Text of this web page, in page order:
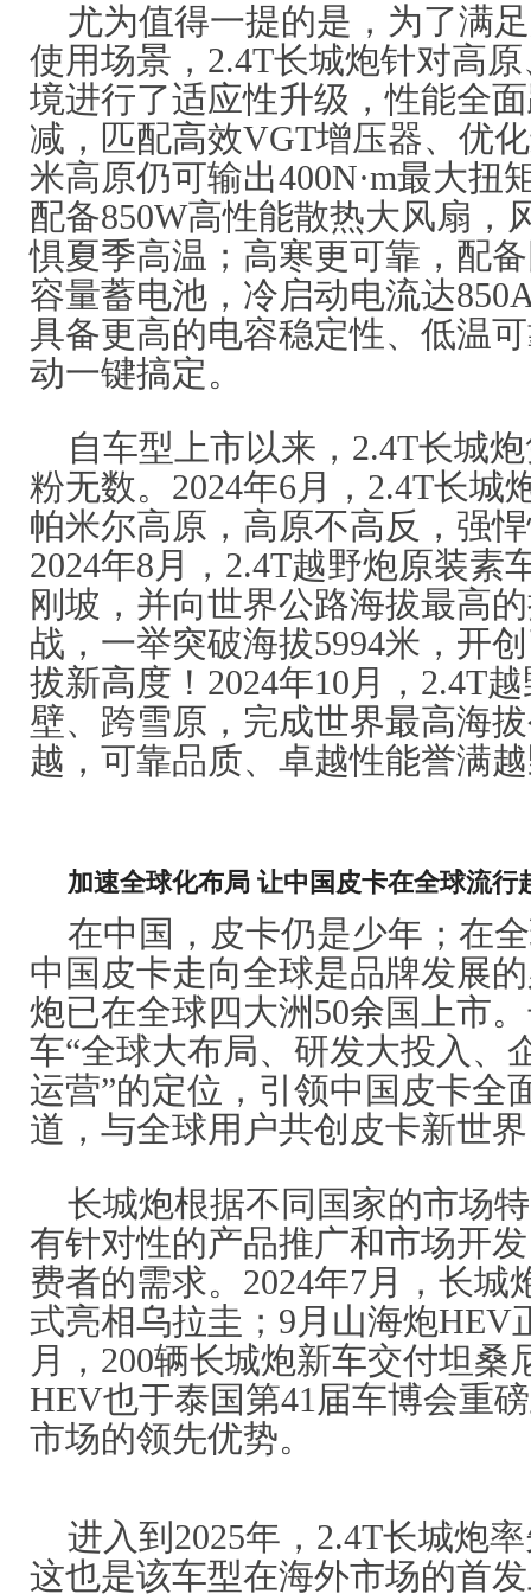
尤为值得一提的是，为了满
使用场景，2.4T长城炮针对高
境进行了适应性升级，性能全
减，匹配高效VGT增压器、优
米高原仍可输出400N·m最大扭
配备850W高性能散热大风扇，
惧夏季高温；高寒更可靠，配
容量蓄电池，冷启动电流达
具备更高的电容稳定性、低温
动一键搞定。
自车型上市以来，2.4T长城
粉无数。2024年6月，2.4T长城
帕米尔高原，高原不高反，强
2024年8月，2.4T越野炮原装素
刚坡，并向世界公路海拔最高
战，一举突破海拔5994米，开
拔新高度！2024年10月，2.4T
壁、跨雪原，完成世界最高海
越，可靠品质、卓越性能誉满
加速全球化布局 让中国皮卡在全球流行
在中国，皮卡仍是少年；在
中国皮卡走向全球是品牌发展
炮已在全球四大洲50余国上市
车“全球大布局、研发大投入、
运营”的定位，引领中国皮卡全
道，与全球用户共创皮卡新世
长城炮根据不同国家的市场
有针对性的产品推广和市场开
费者的需求。2024年7月，长城
式亮相乌拉圭；9月山海炮HEV
月，200辆长城炮新车交付坦桑
HEV也于泰国第41届车博会重
市场的领先优势。
进入到2025年，2.4T长城炮
这也是该车型在海外市场的首